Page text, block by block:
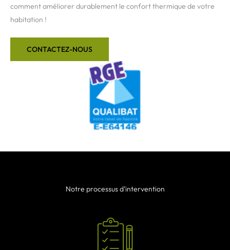
comment améliorer durablement le confort thermique de votre
habitation !
CONTACTEZ-NOUS
Notre processus d’intervention